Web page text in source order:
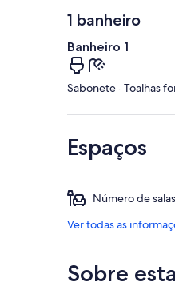
1 banheiro
Banheiro 1
Sabonete · Toalhas
Espaços
Número de
Ver todas as
Sobre